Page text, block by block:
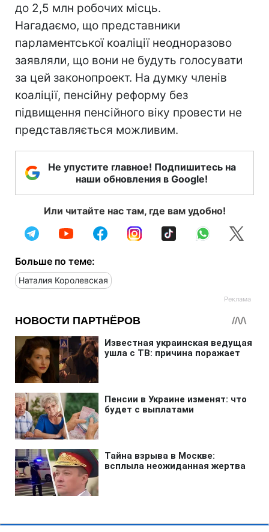
до 2,5 млн робочих місць.
Нагадаємо, що представники
парламентської коаліції неодноразово
заявляли, що вони не будуть голосувати
за цей законопроект. На думку членів
коаліції, пенсійну реформу без
підвищення пенсійного віку провести не
представляється можливим.
Не упустите главное! Подпишитесь на
наши обновления в Google!
Или читайте нас там, где вам удобно!
Больше по теме:
Наталия Королевская